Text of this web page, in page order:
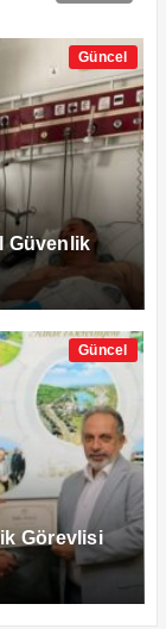
Güncel
Güvenlik
Güncel
Görevlisi